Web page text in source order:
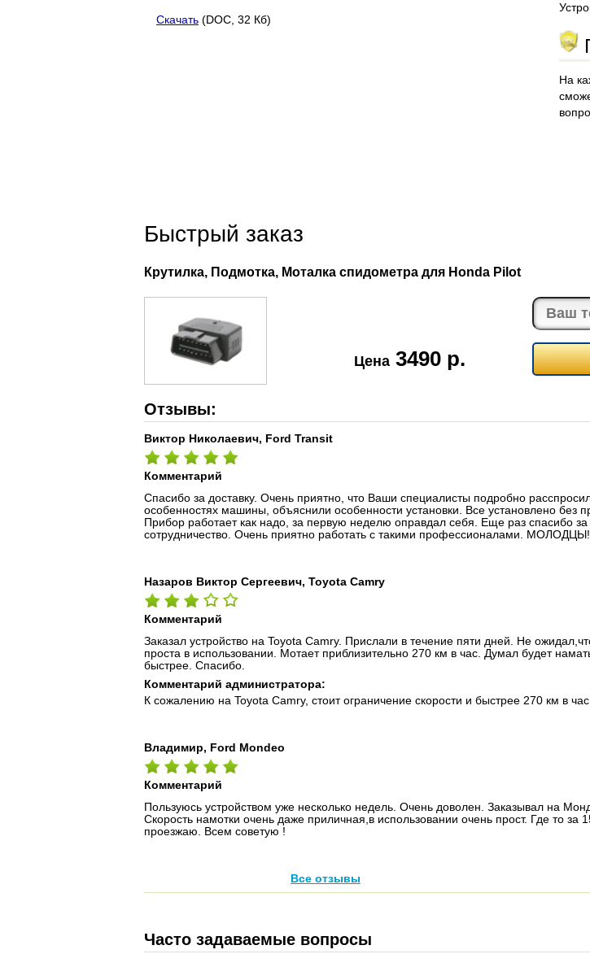
Скачать (DOC, 32 Кб)
На
Быстрый заказ
Крутилка, Подмотка, Моталка спидометра для Honda Pilot
Цена 3490 р.
Отзывы:
Виктор Николаевич, Ford Transit
Комментарий
Спасибо за доставку. Очень приятно, что Ваши специалисты подробно
особенностях машины, объяснили особенности установки. Все установлено без
Прибор работает как надо, за первую неделю оправдал себя. Еще раз спасибо за
сотрудничество. Очень приятно работать с такими профессионалами. МОЛОДЦЫ!
Назаров Виктор Сергеевич, Toyota Camry
Комментарий
Заказал устройство на Toyota Camry. Прислали в течение пяти дней. Не
проста в использовании. Мотает приблизительно 270 км в час. Думал будет
быстрее. Спасибо.
Комментарий администратора:
К сожалению на Toyota Camry, стоит ограничение скорости и быстрее 270 км в
Владимир, Ford Mondeo
Комментарий
Пользуюсь устройством уже несколько недель. Очень доволен. Заказывал на
Скорость намотки очень даже приличная,в использовании очень прост. Где то за
проезжаю. Всем советую !
Все отзывы
Часто задаваемые вопросы